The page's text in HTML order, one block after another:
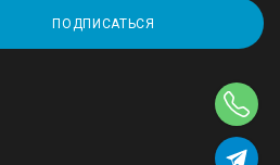
ПОДПИСАТЬСЯ